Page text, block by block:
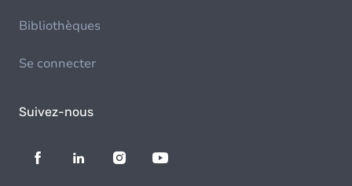
Bibliothèques
Se connecter
Suivez-nous